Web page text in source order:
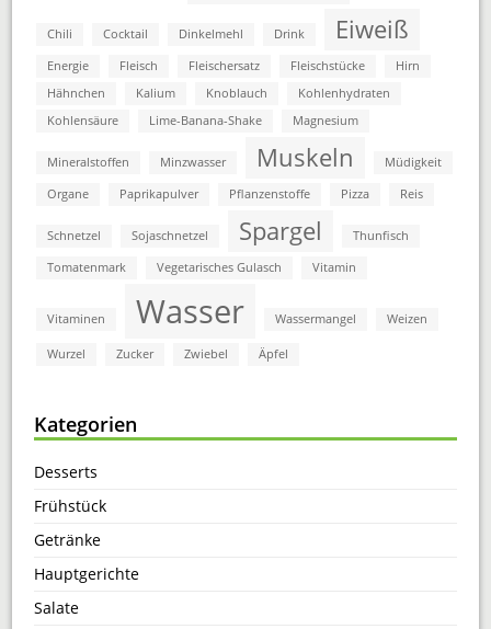
Chili Cocktail Dinkelmehl Drink Eiweiß
Energie Fleisch Fleischersatz Fleischstücke
Hirn
Hähnchen
Kalium Knoblauch
Kohlenhydraten
Kohlensäure
Lime-Banana-Shake Magnesium
Mineralstoffen Minzwasser Muskeln Müdigkeit
Organe Paprikapulver Pflanzenstoffe Pizza Reis
Schnetzel Sojaschnetzel Spargel Thunfisch
Tomatenmark Vegetarisches Gulasch Vitamin
Vitaminen Wasser Wassermangel Weizen
Wurzel Zucker Zwiebel Äpfel
Kategorien
Desserts
Frühstück
Getränke
Hauptgerichte
Salate